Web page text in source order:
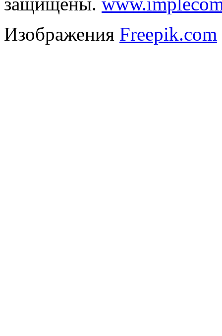
Изображения Freepik.com